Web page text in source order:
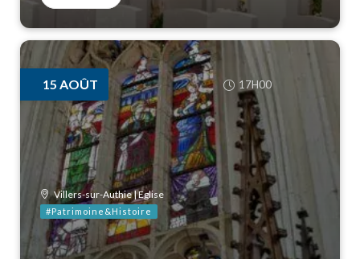
15 AOÛT 17H00
Villers-sur-Authie | Eglise
#Patrimoine&Histoire